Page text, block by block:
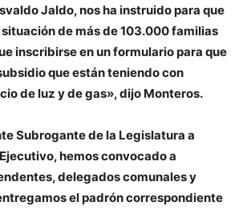
Jaldo,nos ha instruido para que
de más de 103.000 familias
inscribirse en un formulario para que
que están teniendo con
de luz y de gas», dijo Monteros.
Subrogante de la Legislatura a
hemos convocado a
delegados comunales y
el padrón correspondiente